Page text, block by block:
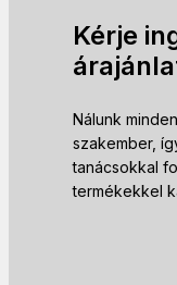
Kérje
Nálunk
szakember,
tanácsokkal
termékekkel